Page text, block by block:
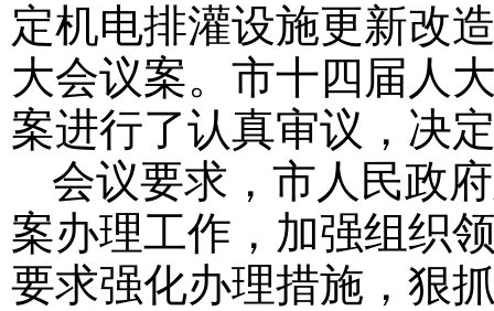
定机电排灌设施更新改
大会议案。 市十四届人
案进行了认真审议，决
会议要求，市人民政
案办理工作，加强组织
要求强化办理措施，狠